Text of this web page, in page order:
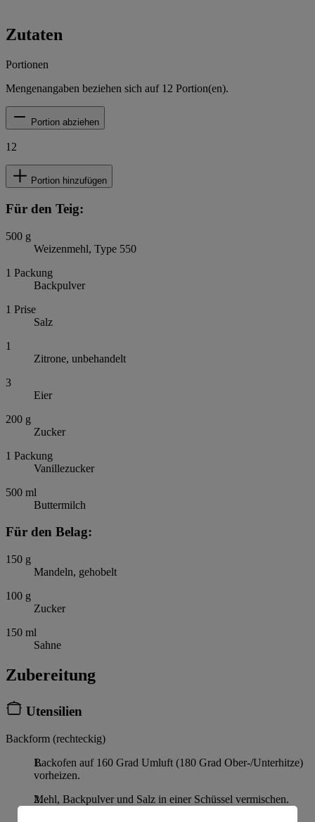
Zutaten
Portionen
Mengenangaben beziehen sich auf 12 Portion(en).
Portion abziehen
12
Portion hinzufügen
Für den Teig:
500 g
Weizenmehl, Type 550
1 Packung
Backpulver
1 Prise
Salz
1
Zitrone, unbehandelt
3
Eier
200 g
Zucker
1 Packung
Vanillezucker
500 ml
Buttermilch
Für den Belag:
150 g
Mandeln, gehobelt
100 g
Zucker
150 ml
Sahne
Zubereitung
Utensilien
Backform (rechteckig)
Backofen auf 160 Grad Umluft (180 Grad Ober-/Unterhitze)
vorheizen.
Mehl, Backpulver und Salz in einer Schüssel vermischen.